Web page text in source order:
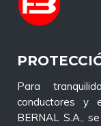
Para
conductores y
BERNAL S.A.,